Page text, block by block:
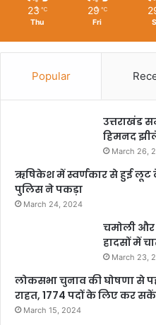
23 ℃
Thu
29 ℃
Fri
Popular
उत्तराखंड
हिमनद
March 26,
ऋषिकेश में स्वर्णकार से हुई लूट
पुलिस ने पकड़ा
March 24, 2024
चमोली
हादसों में
March 23,
लोकसभा चुनाव की घोषणा से
राहत, 1774 पदों के लिए कर
March 15, 2024